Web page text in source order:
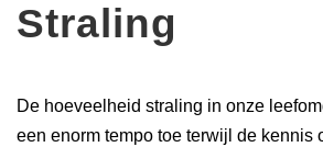
Straling
De hoeveelheid straling in onze
een enorm tempo toe terwijl de kennis